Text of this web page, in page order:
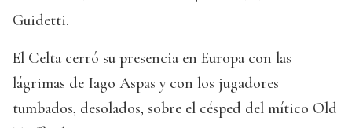
Guidetti.
El Celta cerró su presencia en Europa con las
lágrimas de Iago Aspas y con los jugadores
tumbados, desolados, sobre el césped del mítico Old